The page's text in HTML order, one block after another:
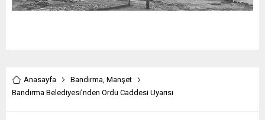
Anasayfa Bandırma, Manşet
Bandırma Belediyesi’nden Ordu Caddesi Uyarısı